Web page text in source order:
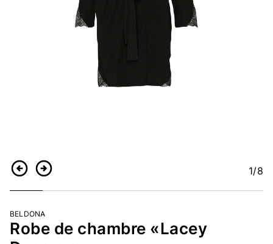
RetourContinuer 1/8
BELDONA
Robe de chambre «Lacey